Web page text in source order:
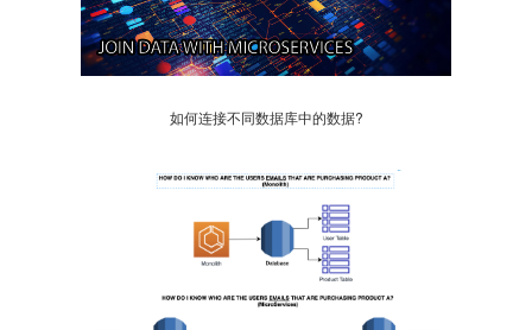
如何连接不同数据库中的数据?